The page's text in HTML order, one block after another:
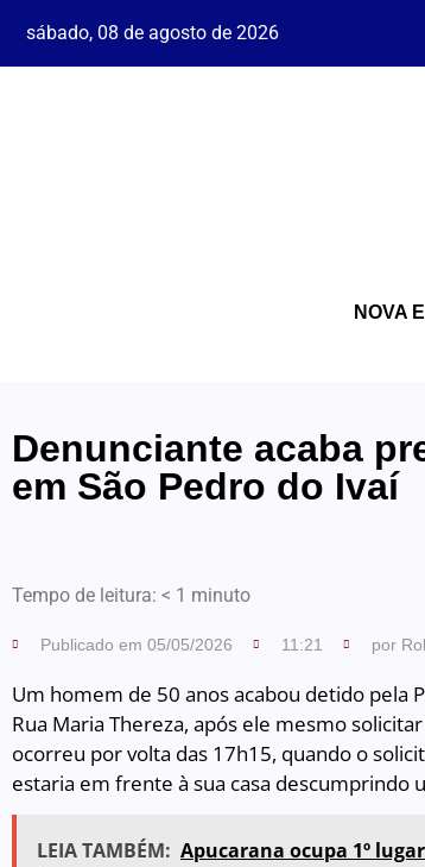
sábado, 08 de agosto de 2026
NOVA
Denunciante acaba
em São Pedro do Ivaí
Tempo de leitura: < 1 minuto
Publicado em 05/05/2026 11:21 por
Um homem de 50 anos acabou detido pela
Rua Maria Thereza, após ele mesmo
ocorreu por volta das 17h15, quando o
estaria em frente à sua casa descumprindo
LEIA TAMBÉM: Apucarana ocupa 1º